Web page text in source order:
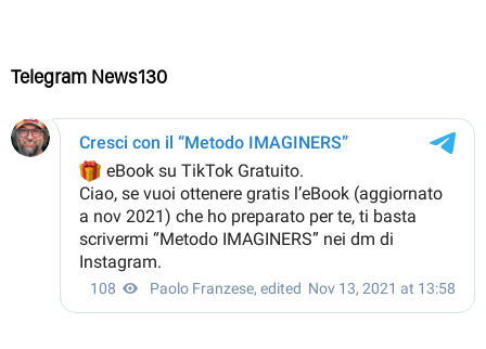
Telegram News130